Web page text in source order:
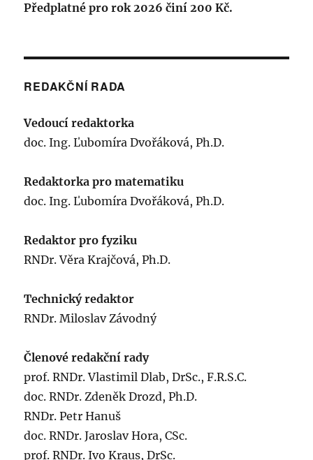
Předplatné pro rok 2026 činí 200 Kč.
REDAKČNÍ RADA
Vedoucí redaktorka
doc. Ing. Ľubomíra Dvořáková, Ph.D.
Redaktorka pro matematiku
doc. Ing. Ľubomíra Dvořáková, Ph.D.
Redaktor pro fyziku
RNDr. Věra Krajčová, Ph.D.
Technický redaktor
RNDr. Miloslav Závodný
Členové redakční rady
prof. RNDr. Vlastimil Dlab, DrSc., F.R.S.C.
doc. RNDr. Zdeněk Drozd, Ph.D.
RNDr. Petr Hanuš
doc. RNDr. Jaroslav Hora, CSc.
prof. RNDr. Ivo Kraus, DrSc.